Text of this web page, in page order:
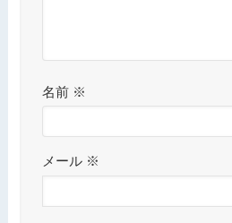
名前 ※
メール ※